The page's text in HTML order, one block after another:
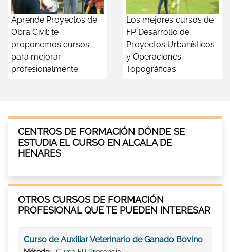
Aprende Proyectos de
Obra Civil: te
proponemos cursos
para mejorar
profesionalmente
Los mejores cursos de
FP Desarrollo de
Proyectos Urbanísticos
y Operaciones
Topográficas
CENTROS DE FORMACIÓN DÓNDE SE
ESTUDIA EL CURSO EN ALCALA DE
HENARES
OTROS CURSOS DE FORMACIÓN
PROFESIONAL QUE TE PUEDEN INTERESAR
Curso de Auxiliar Veterinario de Ganado Bovino